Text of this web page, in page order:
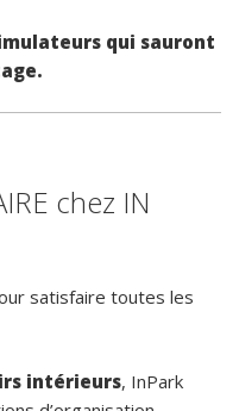
qui sauront
chez IN
satisfaire toutes les
intérieurs, InPark